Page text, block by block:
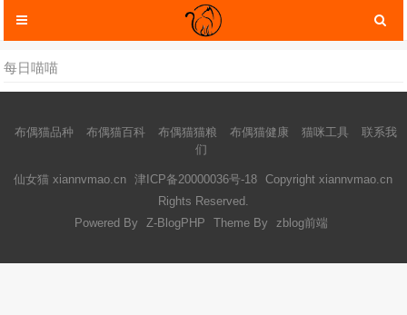
每日喵喵
布偶猫品种 布偶猫百科 布偶猫猫粮 布偶猫健康 猫咪工具
联系我
们
仙女猫 xiannvmao.cn 津ICP备20000036号-18 Copyright xiannvmao.cn
Rights Reserved.
Powered By
Z-BlogPHP Theme By zblog前端